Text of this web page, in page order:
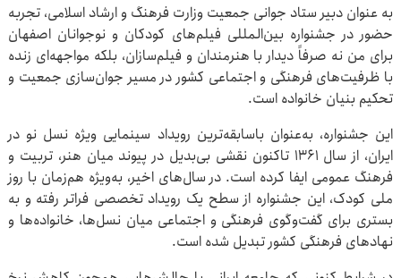
به عنوان دبیر ستاد جوانی جمعیت وزارت فرهنگ و ارشاد اسلامی، تجربه
حضور در جشنواره بین‌المللی فیلم‌های کودکان و نوجوانان اصفهان
برای من نه صرفاً دیدار با هنرمندان و فیلم‌سازان، بلکه مواجهه‌ای زنده
با ظرفیت‌های فرهنگی و اجتماعی کشور در مسیر جوان‌سازی جمعیت و
تحکیم بنیان خانواده است.
این جشنواره، به‌عنوان باسابقه‌ترین رویداد سینمایی ویژه نسل نو در
ایران، از سال ۱۳۶۱ تاکنون نقشی بی‌بدیل در پیوند میان هنر، تربیت و
فرهنگ عمومی ایفا کرده است. در سال‌های اخیر، به‌ویژه هم‌زمان با روز
ملی کودک، این جشنواره از سطح یک رویداد تخصصی فراتر رفته و به
بستری برای گفت‌وگوی فرهنگی و اجتماعی میان نسل‌ها، خانواده‌ها و
نهادهای فرهنگی کشور تبدیل شده است.